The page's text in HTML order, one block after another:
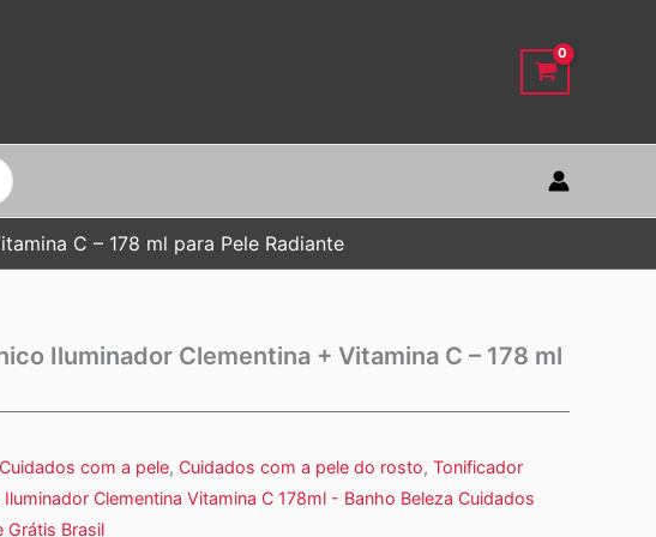
C – 178 ml para Pele Radiante
Iluminador Clementina + Vitamina C – 178 ml
Cuidados com a pele, Cuidados com a pele do rosto, Tonificador
Clementina Vitamina C 178ml - Banho Beleza Cuidados
Grátis Brasil